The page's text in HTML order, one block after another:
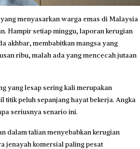
menyasarkan warga emas di Malaysia
Hampir setiap minggu, laporan kerugian
akhbar, membabitkan mangsa yang
ribu, malah ada yang mencecah jutaan
yang lesap sering kali merupakan
titik peluh sepanjang hayat bekerja. Angka
seriusnya senario ini.
dalam talian menyebabkan kerugian
jenayah komersial paling pesat